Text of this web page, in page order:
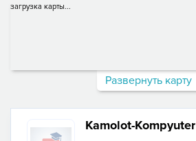
загрузка карты...
Развернуть карту
Kamolot-Kompyuter